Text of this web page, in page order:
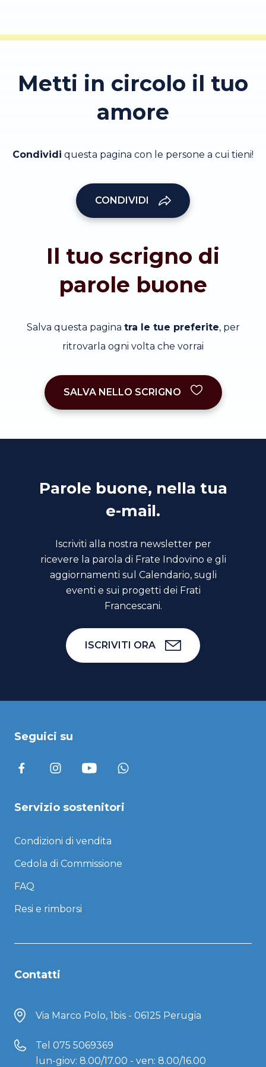
Metti in circolo il tuo
amore
Condividi questa pagina con le persone a cui tieni!
CONDIVIDI
Il tuo scrigno di
parole buone
Salva questa pagina tra le tue preferite, per
ritrovarla ogni volta che vorrai
SALVA NELLO SCRIGNO
Parole buone, nella tua
e-mail.
Iscriviti alla nostra newsletter per
ricevere la parola di Frate Indovino e gli
aggiornamenti sul Calendario, sugli
eventi e sui progetti dei Frati
Francescani.
ISCRIVITI ORA
Seguici su
Servizio sostenitori
Condizioni di vendita
Cedola di Commissione
FAQ
Resi e rimborsi
Contatti
Via Marco Polo, 1bis - 06125 Perugia
Tel 075 5069369
lun-giov: 8.00/17.00 - ven: 8.00/16.00